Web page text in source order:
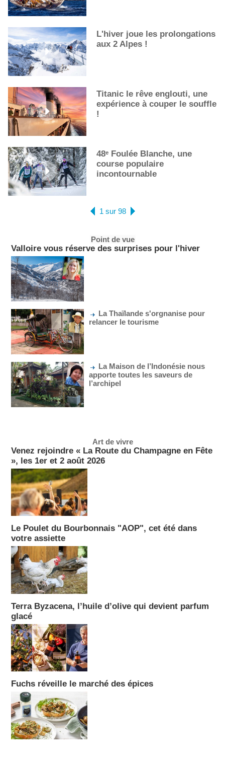
L'hiver joue les prolongations
aux 2 Alpes !
Titanic le rêve englouti, une
expérience à couper le souffle
!
48ᵉ Foulée Blanche, une
course populaire
incontournable
1 sur 98
Point de vue
Valloire vous réserve des surprises pour l'hiver
La Thaïlande s'orgnanise pour
relancer le tourisme
La Maison de l’Indonésie nous
apporte toutes les saveurs de
l’archipel
Art de vivre
Venez rejoindre « La Route du Champagne en Fête
», les 1er et 2 août 2026
Le Poulet du Bourbonnais "AOP", cet été dans
votre assiette
Terra Byzacena, l’huile d’olive qui devient parfum
glacé
Fuchs réveille le marché des épices